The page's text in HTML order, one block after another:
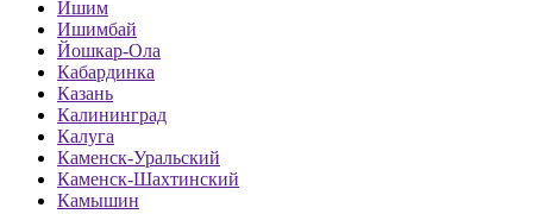
Ишим
Ишимбай
Йошкар-Ола
Кабардинка
Казань
Калининград
Калуга
Каменск-Уральский
Каменск-Шахтинский
Камышин